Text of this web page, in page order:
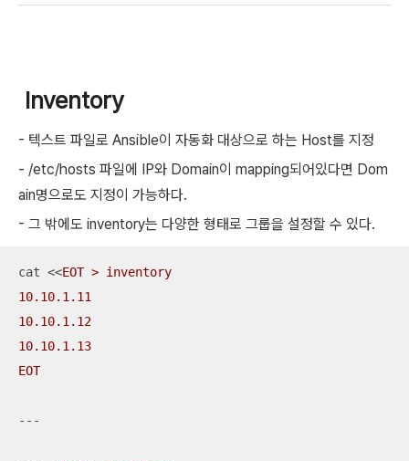
Inventory
- 텍스트 파일로 Ansible이 자동화 대상으로 하는 Host를 지정
- /etc/hosts 파일에 IP와 Domain이 mapping되어있다면 Dom
ain명으로도 지정이 가능하다.
- 그 밖에도 inventory는 다양한 형태로 그룹을 설정할 수 있다.
cat <<EOT > inventory
10.10.1.11
10.10.1.12
10.10.1.13
EOT
---